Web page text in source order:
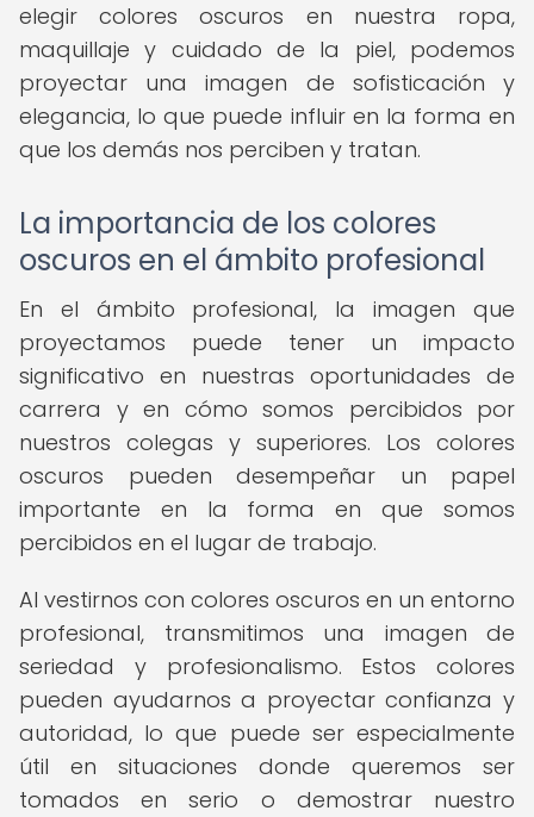
elegir colores oscuros en nuestra ropa,
maquillaje y cuidado de la piel, podemos
proyectar una imagen de sofisticación y
elegancia, lo que puede influir en la forma en
que los demás nos perciben y tratan.
La importancia de los colores
oscuros en el ámbito profesional
En el ámbito profesional, la imagen que
proyectamos puede tener un impacto
significativo en nuestras oportunidades de
carrera y en cómo somos percibidos por
nuestros colegas y superiores. Los colores
oscuros pueden desempeñar un papel
importante en la forma en que somos
percibidos en el lugar de trabajo.
Al vestirnos con colores oscuros en un entorno
profesional, transmitimos una imagen de
seriedad y profesionalismo. Estos colores
pueden ayudarnos a proyectar confianza y
autoridad, lo que puede ser especialmente
útil en situaciones donde queremos ser
tomados en serio o demostrar nuestro